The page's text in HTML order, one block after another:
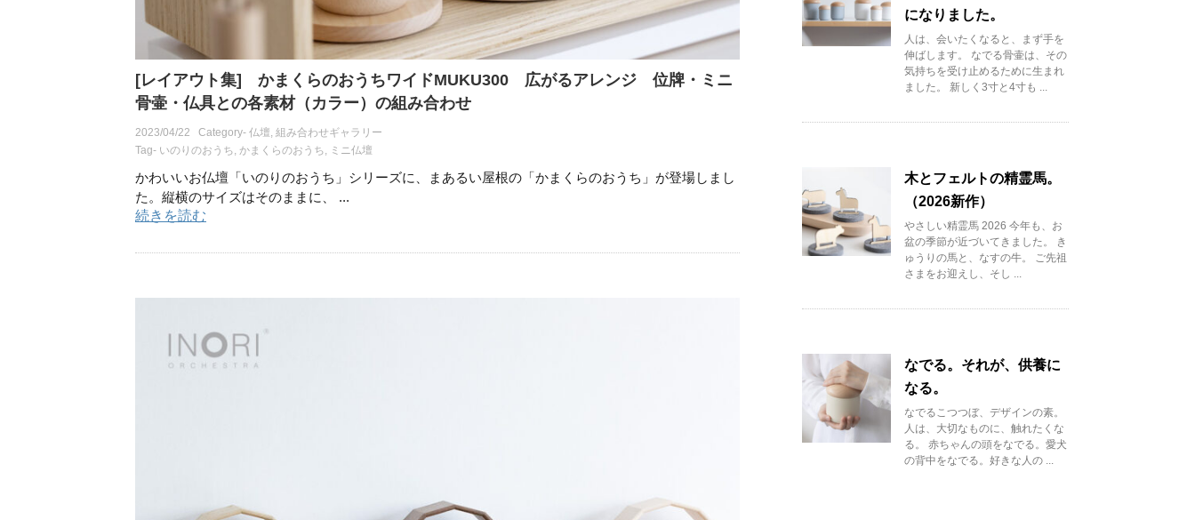
[レイアウト集] かまくらのおうちワイドMUKU300 広がるアレンジ 位牌・ミニ
骨壷・仏具との各素材（カラー）の組み合わせ
2023/04/22 Category- 仏壇, 組み合わせギャラリー
Tag- いのりのおうち, かまくらのおうち, ミニ仏壇
かわいいお仏壇「いのりのおうち」シリーズに、まあるい屋根の「かまくらのおうち」が登場しまし
た。縦横のサイズはそのままに、 ...
続きを読む
になりました。
人は、会いたくなると、まず手を
伸ばします。 なでる骨壷は、その
気持ちを受け止めるために生まれ
ました。 新しく3寸と4寸も ...
木とフェルトの精霊馬。
（2026新作）
やさしい精霊馬 2026 今年も、お
盆の季節が近づいてきました。 き
ゅうりの馬と、なすの牛。 ご先祖
さまをお迎えし、そし ...
なでる。それが、供養に
なる。
なでるこつつぼ、デザインの素。
人は、大切なものに、触れたくな
る。 赤ちゃんの頭をなでる。愛犬
の背中をなでる。好きな人の ...